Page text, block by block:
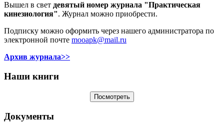
Вышел в свет девятый номер журнала "Практическая
кинезиология". Журнал можно приобрести.
Подписку можно оформить через нашего администратора по
электронной почте mooapk@mail.ru
Архив журнала>>
Наши книги
Документы